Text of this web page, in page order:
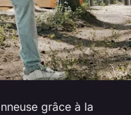
grâce à la